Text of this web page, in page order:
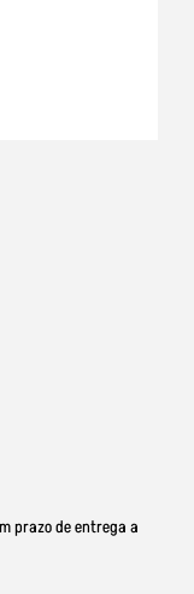
prazo de entrega a